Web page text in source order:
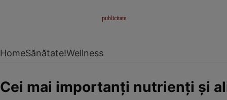
HomeSănătate!Wellness
Cei mai importanţi nutrienţi şi